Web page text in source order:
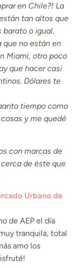
en Chile?! La
tan altos que
barato o igual.
que no están en
Miami, otro poco
que hacer casi
Dólares te
tiempo como
y me quedé
con marcas de
de éste que
Urbano de
de AEP el día
tranquila, total
amo los